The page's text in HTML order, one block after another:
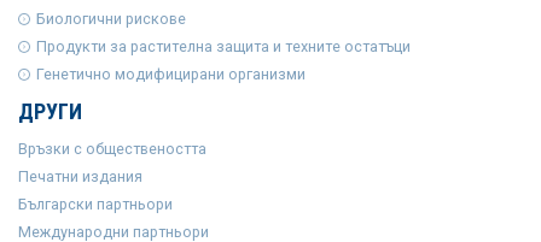
Биологични рискове
Продукти за растителна защита и техните остатъци
Генетично модифицирани организми
ДРУГИ
Връзки с обществеността
Печатни издания
Български партньори
Международни партньори